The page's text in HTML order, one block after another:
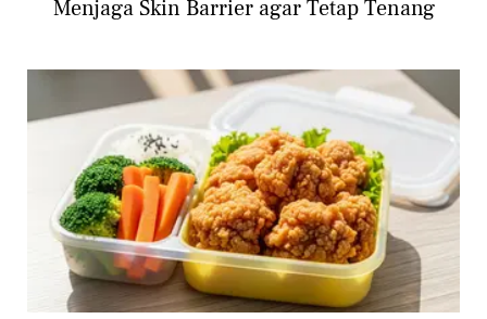
Menjaga Skin Barrier agar Tetap Tenang